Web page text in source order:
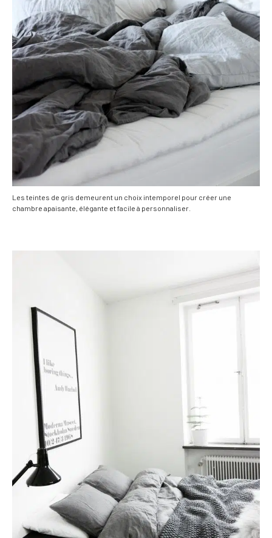
Les teintes de gris demeurent un choix intemporel pour créer une
chambre apaisante, élégante et facile à personnaliser.